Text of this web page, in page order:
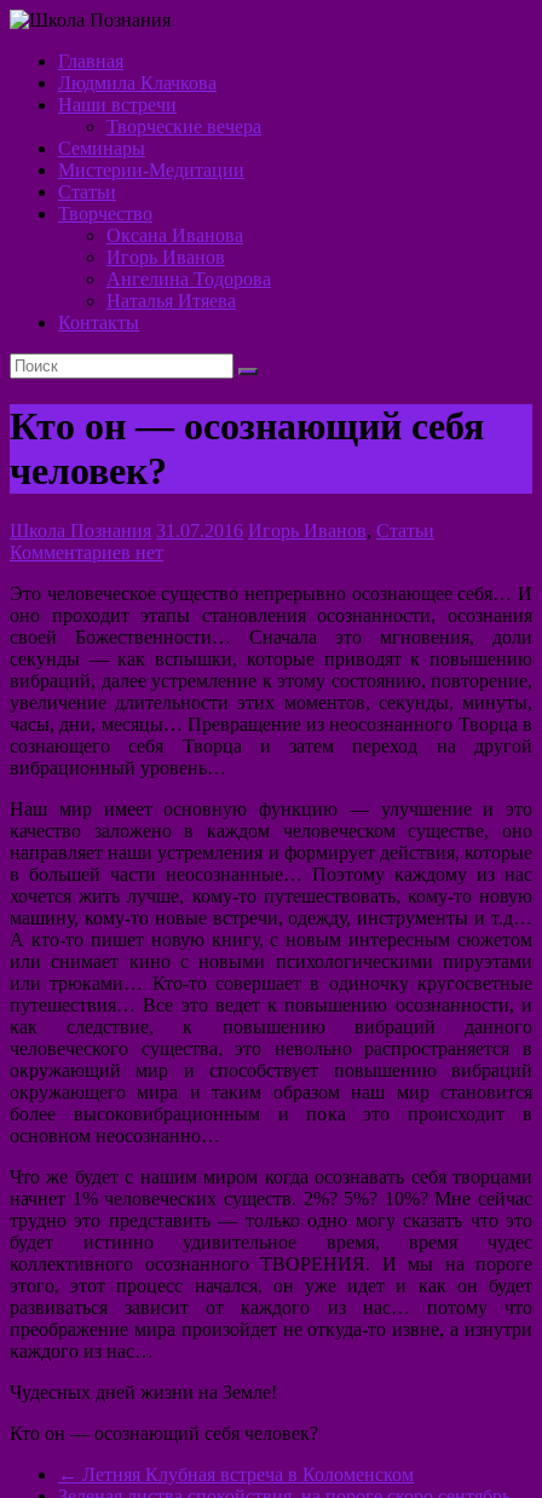
Перейти
содержимому
Школа
Познания
Алхимия
Духа
Главная
Людмила Клачкова
Наши встречи
Творческие вечера
Семинары
Мистерии-Медитации
Статьи
Творчество
Оксана Иванова
Игорь Иванов
Ангелина Тодорова
Наталья Итяева
Контакты
Кто он — осознающий себя
человек?
Школа Познания 31.07.2016 Игорь Иванов, Статьи
Комментариев нет
Это человеческое существо непрерывно осознающее себя… И
оно проходит этапы становления осознанности, осознания
своей Божественности… Сначала это мгновения, доли
секунды — как вспышки, которые приводят к повышению
вибраций, далее устремление к этому состоянию, повторение,
увеличение длительности этих моментов, секунды, минуты,
часы, дни, месяцы… Превращение из неосознанного Творца в
сознающего себя Творца и затем переход на другой
вибрационный уровень…
Наш мир имеет основную функцию — улучшение и это
качество заложено в каждом человеческом существе, оно
направляет наши устремления и формирует действия, которые
в большей части неосознанные… Поэтому каждому из нас
хочется жить лучше, кому-то путешествовать, кому-то новую
машину, кому-то новые встречи, одежду, инструменты и т.д…
А кто-то пишет новую книгу, с новым интересным сюжетом
или снимает кино с новыми психологическими пируэтами
или трюками… Кто-то совершает в одиночку кругосветные
путешествия… Все это ведет к повышению осознанности, и
как следствие, к повышению вибраций данного
человеческого существа, это невольно распространяется в
окружающий мир и способствует повышению вибраций
окружающего мира и таким образом наш мир становится
более высоковибрационным и пока это происходит в
основном неосознанно…
Что же будет с нашим миром когда осознавать себя творцами
начнет 1% человеческих существ. 2%? 5%? 10%? Мне сейчас
трудно это представить — только одно могу сказать что это
будет истинно удивительное время, время чудес
коллективного осознанного ТВОРЕНИЯ. И мы на пороге
этого, этот процесс начался, он уже идет и как он будет
развиваться зависит от каждого из нас… потому что
преображение мира произойдет не откуда-то извне, а изнутри
каждого из нас…
Чудесных дней жизни на Земле!
Кто он — осознающий себя человек?
← Летняя Клубная встреча в Коломенском